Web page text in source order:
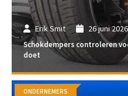
Erik Smit 26 juni 2026
Schokdempers controleren
doet
ONDERNEMERS